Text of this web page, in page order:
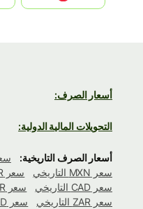
أسعار الصرف:
التحويلات المالية الدولية:
أسعار الصرف التاريخية: سعر AUD التاريخي
سعر MXN التاريخي
سعر EUR التاريخي
سعر CAD التاريخي
سعر INR التاريخي
سعر ZAR التاريخي
سعر SGD التاريخي